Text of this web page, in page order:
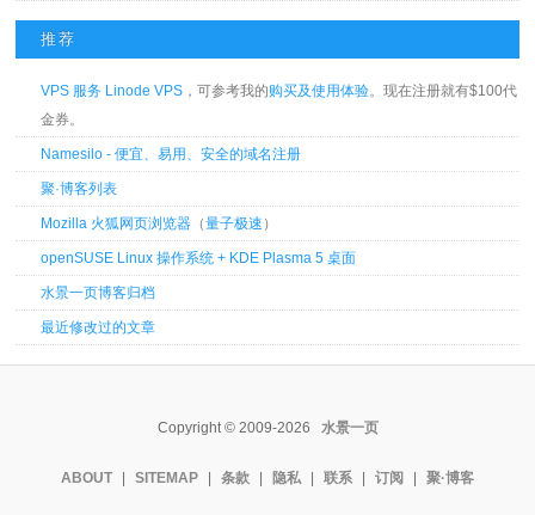
推荐
VPS 服务 Linode VPS ，可参考我的购买及使用体验。现在注册就有$100代
金券。
Namesilo - 便宜、易用、安全的域名注册
聚·博客列表
Mozilla 火狐网页浏览器 （量子极速 ）
openSUSE Linux 操作系统 + KDE Plasma 5 桌面
水景一页博客归档
最近修改过的文章
Copyright © 2009-2026 水景一页
ABOUT SITEMAP 条款 隐私 联系 订阅 聚·博客